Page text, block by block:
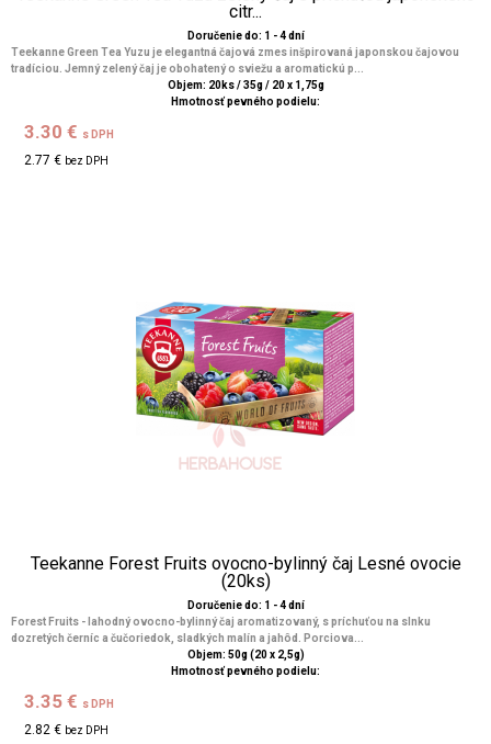
citr...
Doručenie do: 1 - 4 dní
Teekanne Green Tea Yuzu je elegantná čajová zmes inšpirovaná japonskou čajovou
tradíciou. Jemný zelený čaj je obohatený o sviežu a aromatickú p...
Objem: 20ks / 35g / 20 x 1,75g
Hmotnosť pevného podielu:
3.30 € s DPH
2.77 € bez DPH
Teekanne Forest Fruits ovocno-bylinný čaj Lesné ovocie
(20ks)
Doručenie do: 1 - 4 dní
Forest Fruits - lahodný ovocno-bylinný čaj aromatizovaný, s príchuťou na slnku
dozretých černíc a čučoriedok, sladkých malín a jahôd. Porciova...
Objem: 50g (20 x 2,5g)
Hmotnosť pevného podielu:
3.35 € s DPH
2.82 € bez DPH